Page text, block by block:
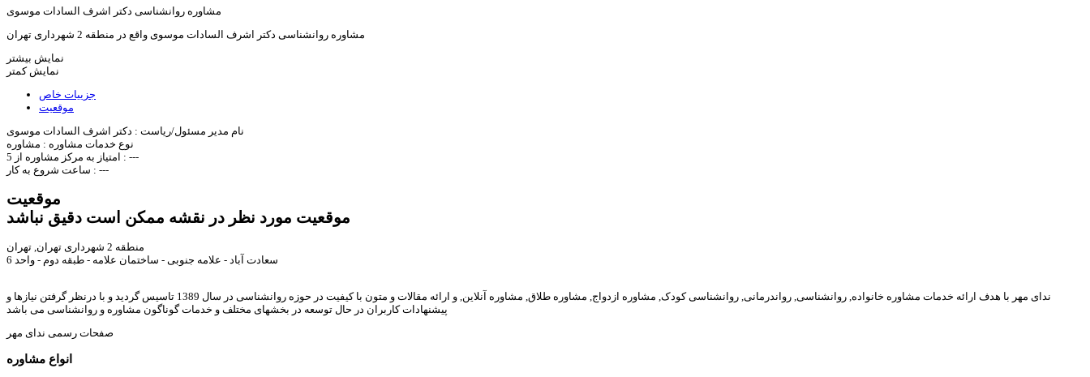
مشاوره روانشناسی دکتر اشرف السادات موسوی
مشاوره روانشناسی دکتر اشرف السادات موسوی واقع در منطقه 2 شهرداری تهران
نمایش بیشتر
نمایش کمتر
جزییات خاص
موقعیت
نام مدیر مسئول/ریاست : دکتر اشرف السادات موسوی
نوع خدمات مشاوره : مشاوره
امتیاز به مرکز مشاوره از 5 : ---
ساعت شروع به کار : ---
موقعیت
موقعیت مورد نظر در نقشه ممکن است دقیق نباشد
منطقه 2 شهرداری تهران, تهران
سعادت آباد - علامه جنوبی - ساختمان علامه - طبقه دوم - واحد 6
ندای مهر با هدف ارائه خدمات مشاوره خانواده, روانشناسی, رواندرمانی, روانشناسی کودک, مشاوره ازدواج, مشاوره طلاق, مشاوره آنلاین, و ارائه مقالات و متون با کیفیت در حوزه روانشناسی در سال 1389 تاسیس گردید و با درنظر گرفتن نیازها و
پیشنهادات کاربران در حال توسعه در بخشهای مختلف و خدمات گوناگون مشاوره و روانشناسی می باشد
صفحات رسمی ندای مهر
انواع مشاوره